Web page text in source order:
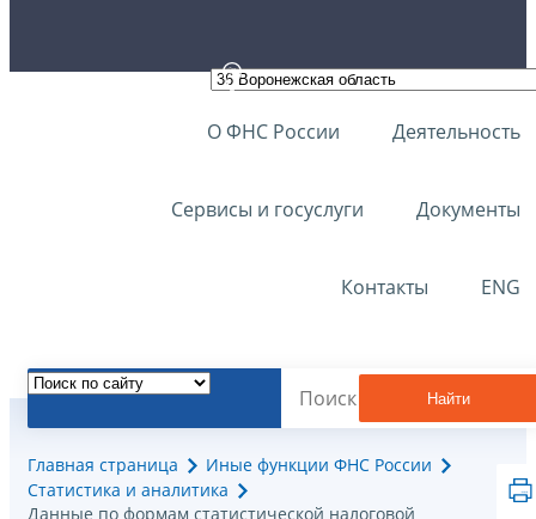
О ФНС России Деятельность
Сервисы и госуслуги Документы
Контакты ENG
Найти
Главная страница
Иные функции ФНС России
Статистика и аналитика
Данные по формам статистической налоговой